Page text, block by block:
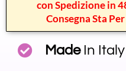
con Spedizione in
Consegna Sta
MadeIn Italy